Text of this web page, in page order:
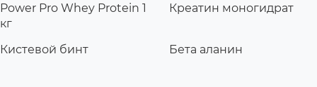
Power Pro Whey Protein 1
кг
Креатин моногидрат
Кистевой бинт Бета аланин